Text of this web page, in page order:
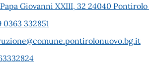
Giovanni XXIII, 32 24040 Pontirolo
0363 332851